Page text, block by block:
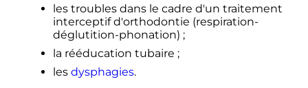
les troubles dans le cadre d'un traitement
interceptif d'orthodontie (respiration-
déglutition-phonation) ;
la rééducation tubaire ;
les dysphagies.